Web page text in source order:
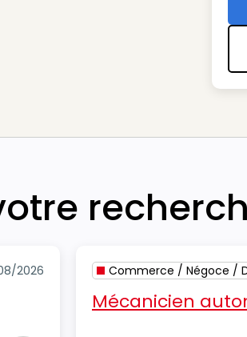
2026 Commerce / Négoce /
Mécanicien